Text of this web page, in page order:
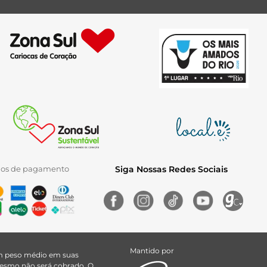
de pagamento Siga Nossas Redes Sociais
peso médio em suas
Mantido por